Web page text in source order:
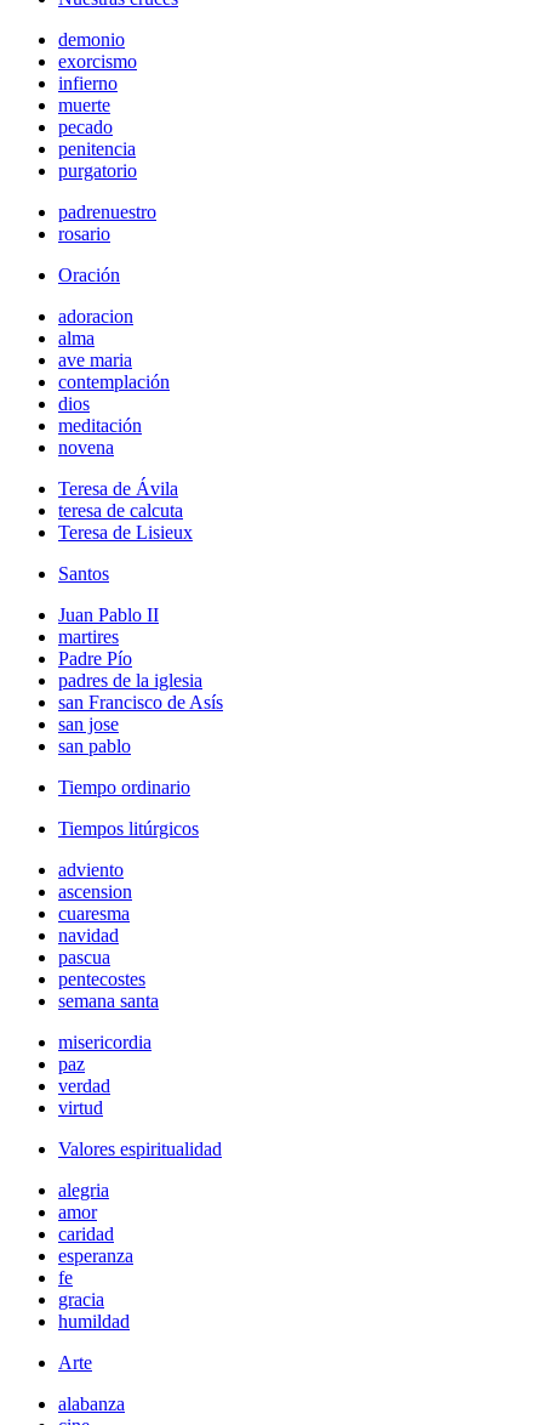
demonio
exorcismo
infierno
muerte
pecado
penitencia
purgatorio
padrenuestro
rosario
Oración
adoracion
alma
ave maria
contemplación
dios
meditación
novena
Teresa de Ávila
teresa de calcuta
Teresa de Lisieux
Santos
Juan Pablo II
martires
Padre Pío
padres de la iglesia
san Francisco de Asís
san jose
san pablo
Tiempo ordinario
Tiempos litúrgicos
adviento
ascension
cuaresma
navidad
pascua
pentecostes
semana santa
misericordia
paz
verdad
virtud
Valores espiritualidad
alegria
amor
caridad
esperanza
fe
gracia
humildad
Arte
alabanza